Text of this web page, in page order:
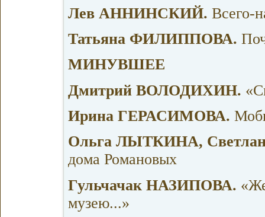
Лев АННИНСКИЙ. Всего-
Татьяна ФИЛИППОВА.
МИНУВШЕЕ
Дмитрий ВОЛОДИХИН.
Ирина ГЕРАСИМОВА.
Ольга ЛЫТКИНА,
дома Романовых
Гульчачак НАЗИПОВА.
музею...»